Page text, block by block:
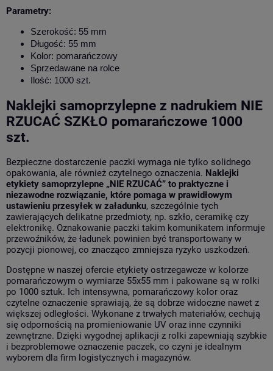
Parametry:
Szerokość: 55 mm
Długość: 55 mm
Kolor: pomarańczowy
Sprzedawane na rolce
Ilość: 1000 szt.
Naklejki samoprzylepne z nadrukiem NIE
RZUCAĆ SZKŁO pomarańczowe 1000
szt.
Bezpieczne dostarczenie paczki wymaga nie tylko solidnego
opakowania, ale również czytelnego oznaczenia. Naklejki
etykiety samoprzylepne „NIE RZUCAĆ” to praktyczne i
niezawodne rozwiązanie, które pomaga w prawidłowym
ustawieniu przesyłek w załadunku, szczególnie tych
zawierających delikatne przedmioty, np. szkło, ceramikę czy
elektronikę. Oznakowanie paczki takim komunikatem informuje
przewoźników, że ładunek powinien być transportowany w
pozycji pionowej, co znacząco zmniejsza ryzyko uszkodzeń.
Dostępne w naszej ofercie etykiety ostrzegawcze w kolorze
pomarańczowym o wymiarze 55x55 mm i pakowane są w rolki
po 1000 sztuk. Ich intensywna, pomarańczowy kolor oraz
czytelne oznaczenie sprawiają, że są dobrze widoczne nawet z
większej odległości. Wykonane z trwałych materiałów, cechują
się odpornością na promieniowanie UV oraz inne czynniki
zewnętrzne. Dzięki wygodnej aplikacji z rolki zapewniają szybkie
i bezproblemowe oznaczenie paczek, co czyni je idealnym
wyborem dla firm logistycznych i magazynów.